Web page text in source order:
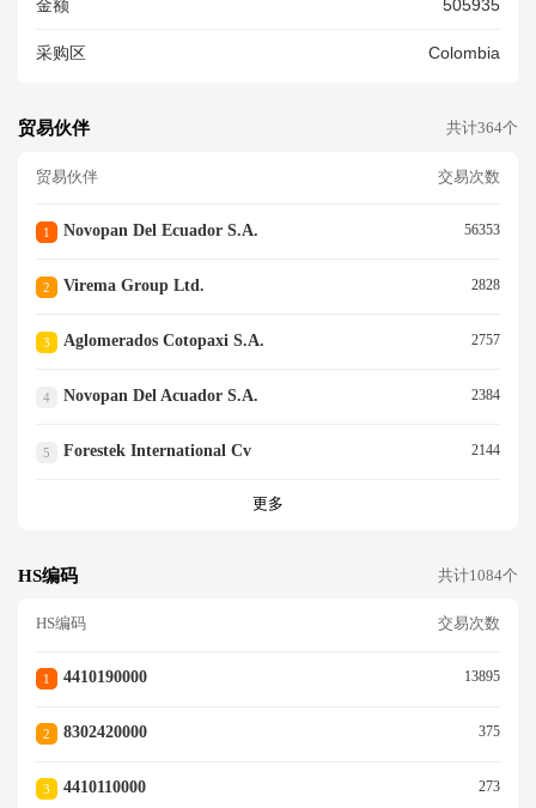
金额 505935
采购区 Colombia
贸易伙伴 共计364个
贸易伙伴 交易次数
1 Novopan Del Ecuador S.a. 56353
2 Virema Group Ltd. 2828
3 Aglomerados Cotopaxi S.a. 2757
4 Novopan Del Acuador S.a. 2384
5 Forestek International Cv 2144
更多
HS编码 共计1084个
HS编码 交易次数
1 4410190000 13895
2 8302420000 375
3 4410110000 273